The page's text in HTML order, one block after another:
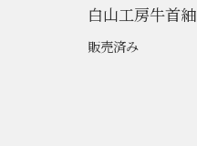
白山工房牛首紬
販売済み